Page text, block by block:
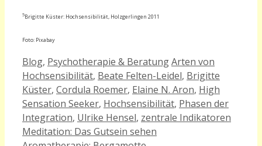
5Brigitte Küster: Hochsensibilität, Holzgerlingen 2011
Foto: Pixabay
Kategorien
Blog, Psychotherapie & BeratungSchlagwörter
Arten von
Hochsensibilität, Beate Felten-Leidel, Brigitte
Küster, Cordula Roemer, Elaine N. Aron, High
Sensation Seeker, Hochsensibilität, Phasen der
Integration, Ulrike Hensel, zentrale Indikatoren
Meditation: Das Gutsein sehen